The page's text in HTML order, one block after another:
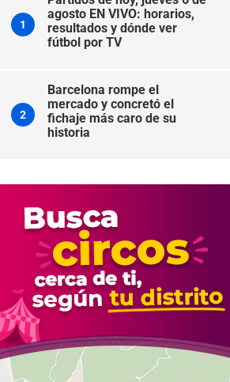
1
agosto EN VIVO: horarios,
resultados y dónde ver
fútbol por TV
2
Barcelona rompe el
mercado y concretó el
fichaje más caro de su
historia